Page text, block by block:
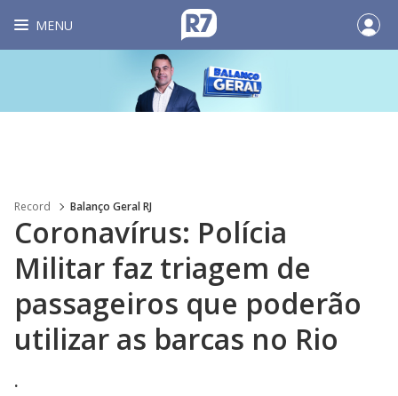
MENU
Record Balanço Geral RJ
Coronavírus: Polícia
Militar faz triagem de
passageiros que poderão
utilizar as barcas no Rio
.